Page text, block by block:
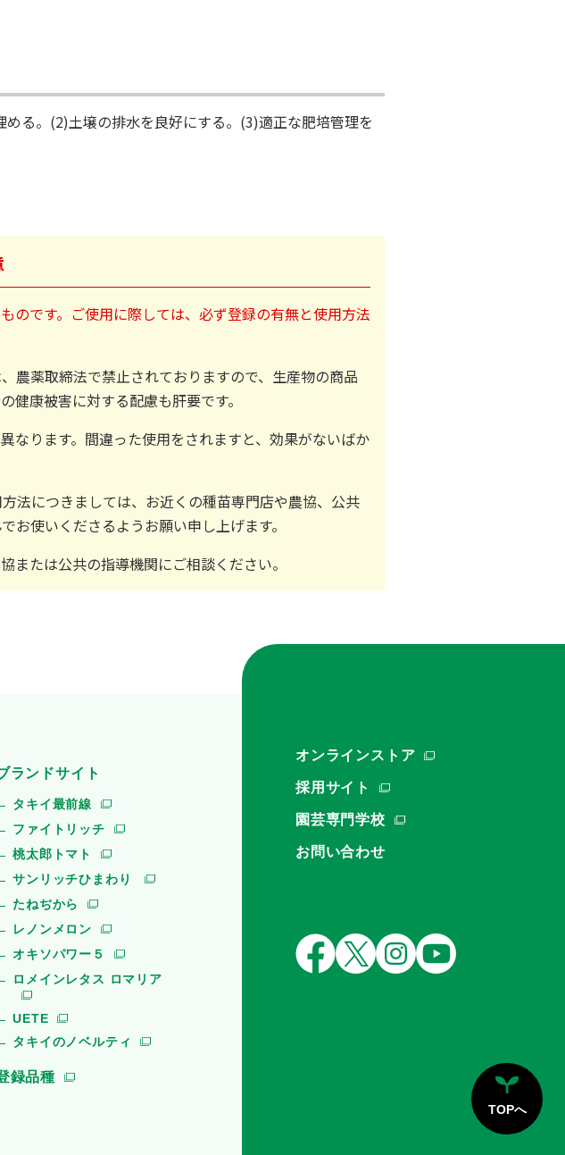
る。(2)土壌の排水を良好にする。(3)適正な肥培管理を
のです。ご使用に際しては、必ず登録の有無と使用方法
農薬取締法で禁止されておりますので、生産物の商品
康被害に対する配慮も肝要です。
なります。間違った使用をされますと、効果がないばか
法につきましては、お近くの種苗専門店や農協、公共
使いくださるようお願い申し上げます。
または公共の指導機関にご相談ください。
ランドサイト
タキイ最前線
ファイトリッチ
桃太郎トマト
サンリッチひまわり
たねぢから
レノンメロン
オキソパワー５
ロメインレタス ロマリア
UETE
タキイのノベルティ
録品種
オンラインストア
採用サイト
園芸専門学校
お問い合わせ
TOPへ